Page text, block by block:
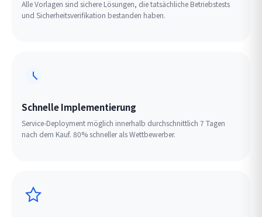
Alle Vorlagen sind sichere Lösungen, die tatsächliche Betriebstests
und Sicherheitsverifikation bestanden haben.
Schnelle Implementierung
Service-Deployment möglich innerhalb durchschnittlich 7 Tagen
nach dem Kauf. 80% schneller als Wettbewerber.